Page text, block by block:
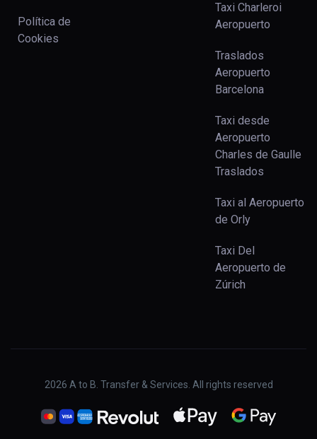
Política de
Cookies
Taxi Charleroi
Aeropuerto
Traslados
Aeropuerto
Barcelona
Taxi desde
Aeropuerto
Charles de Gaulle
Traslados
Taxi al Aeropuerto
de Orly
Taxi Del
Aeropuerto de
Zúrich
2026 A to B. Transfer & Services. All rights reserved